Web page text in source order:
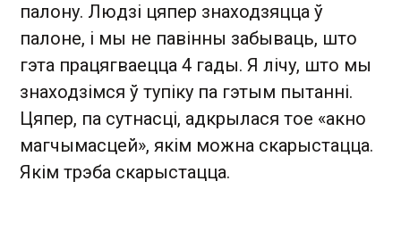
палону. Людзі цяпер знаходзяцца ў
палоне, і мы не павінны забываць, што
гэта працягваецца 4 гады. Я лічу, што мы
знаходзімся ў тупіку па гэтым пытанні.
Цяпер, па сутнасці, адкрылася тое «акно
магчымасцей», якім можна скарыстацца.
Якім трэба скарыстацца.